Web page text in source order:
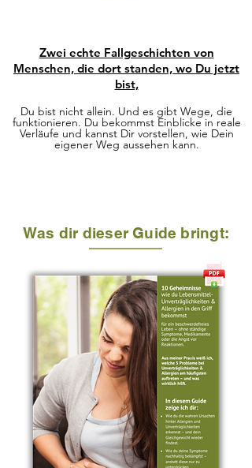
Zwei echte Fallgeschichten von
Menschen, die dort standen, wo Du jetzt
bist,
Du bist nicht allein. Und es gibt Wege, die
funktionieren. Du bekommst Einblicke in reale
Verläufe und kannst Dir vorstellen, wie Dein
eigener Weg aussehen kann.
Was dir dieser Guide bringt: